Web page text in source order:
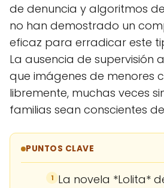
de denuncia y algoritmos
no han demostrado un
eficaz para erradicar este
La ausencia de supervisión
que imágenes de menores
libremente, muchas veces
familias sean conscientes
PUNTOS CLAVE
1 La novela *Lolita*